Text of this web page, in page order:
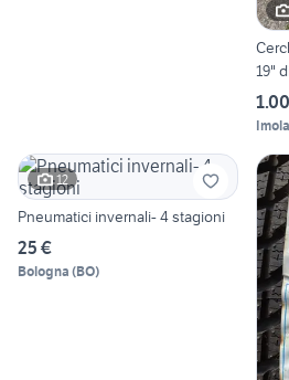
19"
Imola
12
Pneumatici invernali- 4 stagioni
25 €
Bologna (BO)